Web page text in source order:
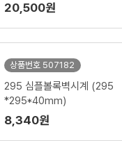
20,500원
상품번호 507182
295 심플볼록벽시계 (295
*295*40mm)
8,340원